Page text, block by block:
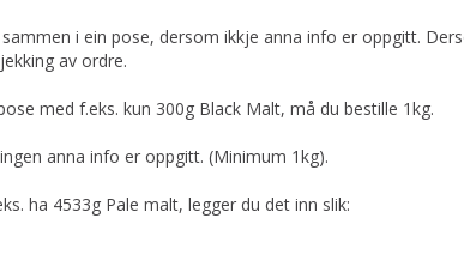
i ein pose, dersom ikkje anna info er oppgitt.
av ordre.
med f.eks. kun 300g Black Malt, må du bestille 1kg.
anna info er oppgitt. (Minimum 1kg).
ha 4533g Pale malt, legger du det inn slik: